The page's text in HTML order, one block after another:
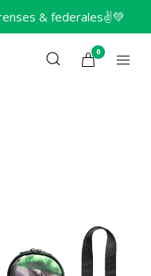
& federales✌️💚
0